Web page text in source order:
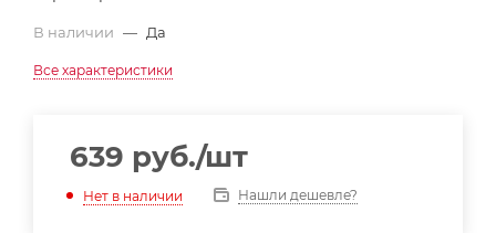
В наличии — Да
Все характеристики
639 руб./шт
Нет в наличии Нашли дешевле?